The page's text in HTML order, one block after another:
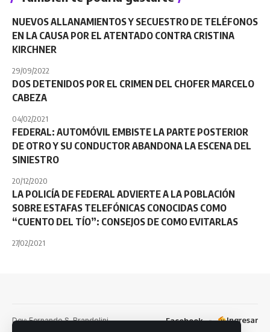
NUEVOS ALLANAMIENTOS Y SECUESTRO DE TELÉFONOS
EN LA CAUSA POR EL ATENTADO CONTRA CRISTINA
KIRCHNER
29/09/2022
DOS DETENIDOS POR EL CRIMEN DEL CHOFER MARCELO
CABEZA
04/02/2021
FEDERAL: AUTOMÓVIL EMBISTE LA PARTE POSTERIOR
DE OTRO Y SU CONDUCTOR ABANDONA LA ESCENA DEL
SINIESTRO
20/12/2020
LA POLICÍA DE FEDERAL ADVIERTE A LA POBLACIÓN
SOBRE ESTAFAS TELEFÓNICAS CONOCIDAS COMO
“CUENTO DEL TÍO”: CONSEJOS DE COMO EVITARLAS
27/02/2021
Dev: Fernando S. Brandolini Facebook Ingresar